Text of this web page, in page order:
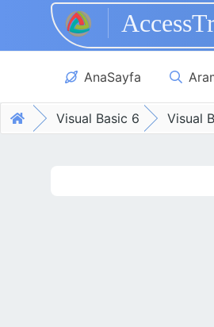
Skip to main content
AnaSayfa
Visual Basic 6 Visual